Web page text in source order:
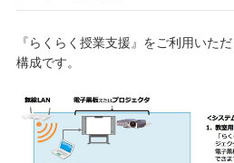
『らくらく授業支援』をご利用いた
構成です。